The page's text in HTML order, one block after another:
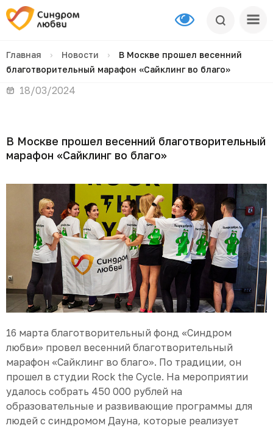
Главная › Новости ›
В Москве прошел весенний
благотворительный марафон «Сайклинг во благо»
18/03/2024
В Москве прошел весенний благотворительный
марафон «Сайклинг во благо»
16 марта благотворительный фонд «Синдром
любви» провел весенний благотворительный
марафон «Сайклинг во благо». По традиции, он
прошел в студии Rock the Cycle. На мероприятии
удалось собрать 450 000 рублей на
образовательные и развивающие программы для
людей с синдромом Дауна, которые реализует